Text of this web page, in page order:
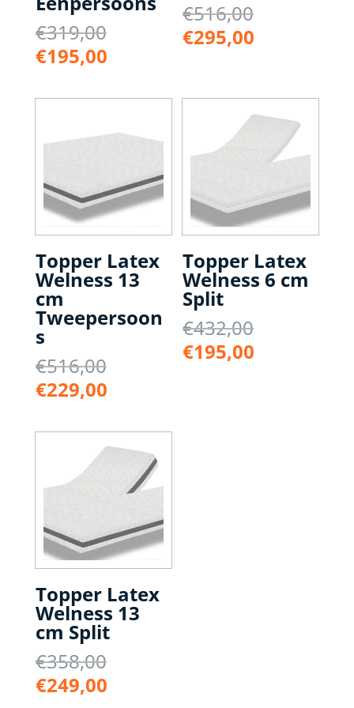
€319,00Oorspronkelijke
prijs
€319,00.
€195,00Huidige
is:
€516,00
prijs
€295,00
€295,00.
Topper Latex
Welness 13
cm
Tweepersoon
s
€516,00Oorspronkelijke
prijs
€516,00.
€229,00Huidige
is:
€229,00.
Topper Latex
Welness 6 cm
Split
€432,00
prijs
€195,00
Topper Latex
Welness 13
cm Split
€358,00Oorspronkelijke
prijs
€249,00Huidige